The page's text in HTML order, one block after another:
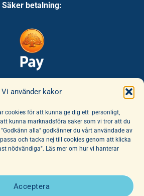
Vi använder kakor
cookies för att kunna ge dig ett personligt,
kunna marknadsföra saker som vi tror att du
alla" godkänner du vårt användade av
och tacka nej till cookies genom att klicka
nödvändiga". Läs mer om hur vi hanterar
Acceptera
Säker betalning:
Säker leverans:
personal. Vi har dessutom ett stort utbud